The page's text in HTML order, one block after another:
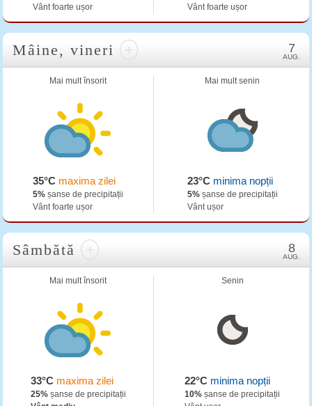
Vânt foarte ușor
Vânt foarte ușor
Mâine, vineri + 7
AUG.
Mai mult însorit
35°C maxima zilei
5% șanse de precipitații
Vânt foarte ușor
Mai mult senin
23°Cminima nopții
5%șanse de precipitații
Vânt ușor
Sâmbătă + 8
AUG.
Mai mult însorit
33°Cmaxima zilei
25%șanse de precipitații
Senin
22°C minima nopții
10% șanse de precipitații